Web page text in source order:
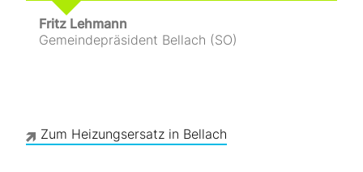
Fritz Lehmann
Gemeindepräsident Bellach (SO)
Zum Heizungsersatz in Bellach